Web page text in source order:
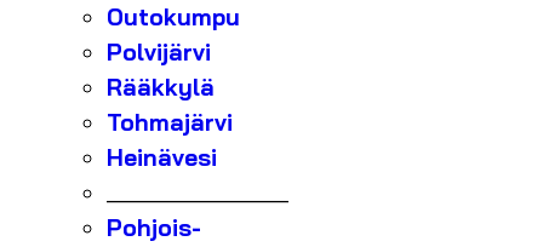
Outokumpu
Polvijärvi
Rääkkylä
Tohmajärvi
Heinävesi
Pohjois-